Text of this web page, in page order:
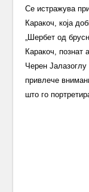
Се истражува
Каракоч, која
„Шербет од
Каракоч, познат
Черен
привлече
што го